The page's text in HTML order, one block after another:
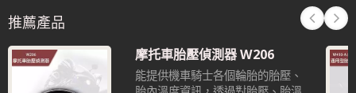
推薦產品
摩托車胎壓偵測器 W206
能提供機車騎士各個輪胎的胎壓、